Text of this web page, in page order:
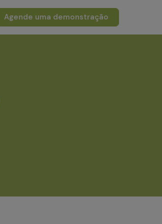
Agende uma demonstração